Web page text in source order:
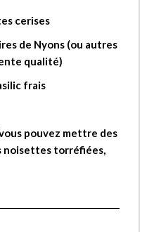
cerises
de Nyons (ou autres
qualité)
frais
pouvez mettre des
noisettes torréfiées,